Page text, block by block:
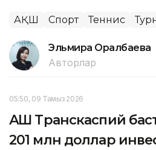
АҚШ Спорт Теннис
Эльмира Оралбаева
Авторлар
05:50, 09 Тамыз 2026
АҚШ Транскаспий
201 млн доллар